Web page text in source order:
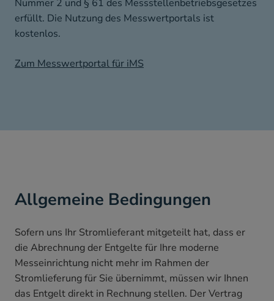
Nummer 2 und § 61 des Messstellenbetriebsgesetzes
erfüllt. Die Nutzung des Messwertportals ist
kostenlos.
Zum Messwertportal für iMS
Allgemeine Bedingungen
Sofern uns Ihr Stromlieferant mitgeteilt hat, dass er
die Abrechnung der Entgelte für Ihre moderne
Messeinrichtung nicht mehr im Rahmen der
Stromlieferung für Sie übernimmt, müssen wir Ihnen
das Entgelt direkt in Rechnung stellen. Der Vertrag